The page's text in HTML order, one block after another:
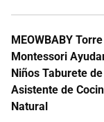
MEOWBABY
Montessori
Niños Taburete
Asistente de
Natural